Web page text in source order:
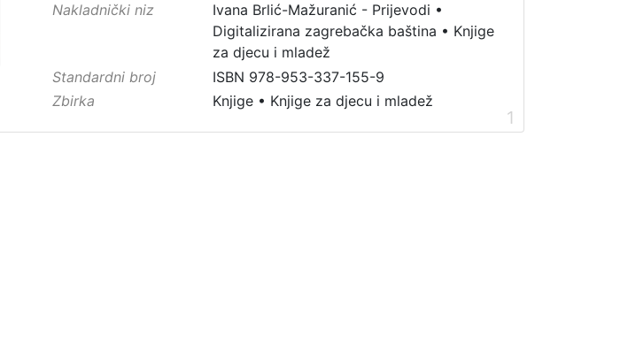
Nakladnički niz
Ivana Brlić-Mažuranić - Prijevodi •
Digitalizirana zagrebačka baština • Knjige
za djecu i mladež
Standardni broj
ISBN 978-953-337-155-9
Zbirka
Knjige• Knjige za djecu i mladež
1